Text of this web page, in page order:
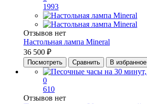
1993
Отзывов нет
Настольная лампа Mineral
36 500 ₽
Посмотреть Сравнить В избранное
0
610
Отзывов нет